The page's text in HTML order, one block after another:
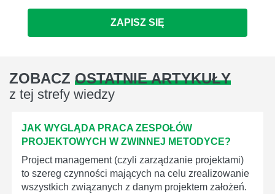
ZAPISZ SIĘ
ZOBACZ OSTATNIE ARTYKUŁY
z tej strefy wiedzy
JAK WYGLĄDA PRACA ZESPOŁÓW
PROJEKTOWYCH W ZWINNEJ METODYCE?
Project management (czyli zarządzanie projektami)
to szereg czynności mających na celu zrealizowanie
wszystkich związanych z danym projektem założeń.